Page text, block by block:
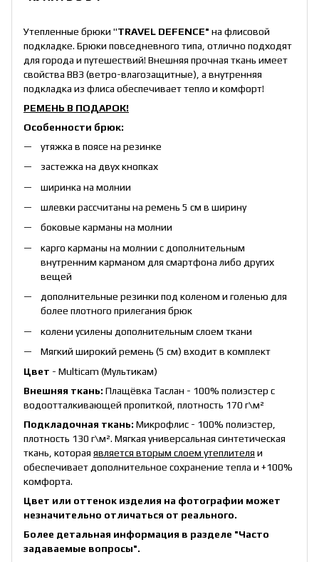
Утепленные брюки "TRAVEL DEFENCE" на флисовой
подкладке. Брюки повседневного типа, отлично подходят
для города и путешествий! Внешняя прочная ткань имеет
свойства ВВЗ (ветро-влагозащитные), а внутренняя
подкладка из флиса обеспечивает тепло и комфорт!
РЕМЕНЬ В ПОДАРОК!
Особенности брюк:
утяжка в поясе на резинке
застежка на двух кнопках
ширинка на молнии
шлевки рассчитаны на ремень 5 см в ширину
боковые карманы на молнии
карго карманы на молнии с дополнительным
внутренним карманом для смартфона либо других
вещей
дополнительные резинки под коленом и голенью для
более плотного прилегания брюк
колени усилены дополнительным слоем ткани
Мягкий широкий ремень (5 см) входит в комплект
Цвет - Multicam (Мультикам)
Внешняя ткань: Плащёвка Таслан - 100% полиэстер с
водоотталкивающей пропиткой, плотность 170 г\м²
Подкладочная ткань: Микрофлис - 100% полиэстер,
плотность 130 г\м². Мягкая универсальная синтетическая
ткань, которая является вторым слоем утеплителя и
обеспечивает дополнительное сохранение тепла и +100%
комфорта.
Цвет или оттенок изделия на фотографии может
незначительно отличаться от реального.
Более детальная информация в разделе "Часто
задаваемые вопросы".